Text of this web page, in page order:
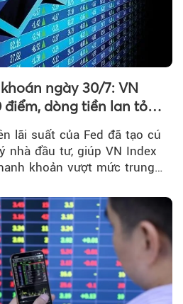
ngày 30/7: VN
điểm, dòng tiền lan tỏa
lãi suất của Fed đã tạo cú
nhà đầu tư, giúp VN Index
khoản vượt mức trung